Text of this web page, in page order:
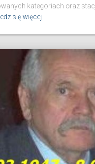
kategoriach oraz
się więcej